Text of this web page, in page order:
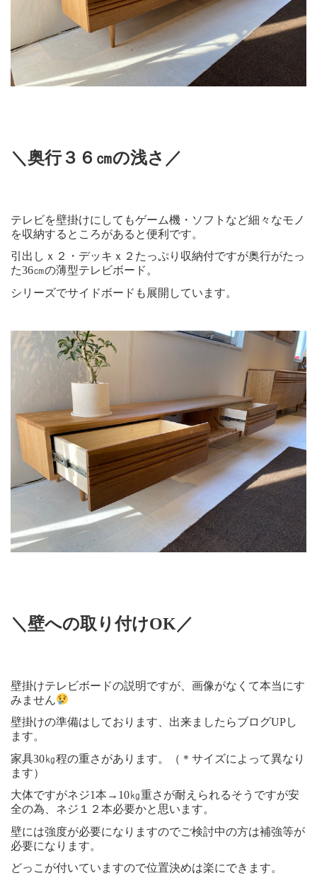
＼奥行３６㎝の浅さ／
テレビを壁掛けにしてもゲーム機・ソフトなど細々なモノ
を収納するところがあると便利です。
引出しｘ２・デッキｘ２たっぷり収納付ですが奥行がたっ
た36㎝の薄型テレビボード。
シリーズでサイドボードも展開しています。
＼壁への取り付けOK／
壁掛けテレビボードの説明ですが、画像がなくて本当にす
みません
壁掛けの準備はしております、出来ましたらブログUPし
ます。
家具30㎏程の重さがあります。（＊サイズによって異なり
ます）
大体ですがネジ1本→10㎏重さが耐えられるそうですが安
全の為、ネジ１２本必要かと思います。
壁には強度が必要になりますのでご検討中の方は補強等が
必要になります。
どっこが付いていますので位置決めは楽にできます。